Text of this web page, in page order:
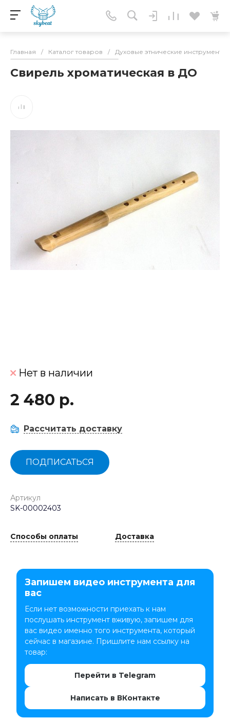
Главная / Каталог товаров / Духовые этнические инструменты
Свирель хроматическая в ДО
Нет в наличии
2 480 р.
Рассчитать доставку
ПОДПИСАТЬСЯ
Артикул
SK-00002403
Способы оплаты Доставка
Запишем видео инструмента для
вас
Если нет возможности приехать к нам
послушать инструмент вживую, запишем для
вас видео именно того инструмента, который
сейчас в магазине. Пришлите нам ссылку на
товар:
Перейти в Telegram
Написать в ВКонтакте